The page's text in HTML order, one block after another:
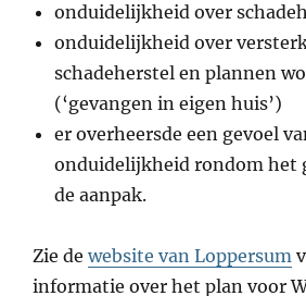
onduidelijkheid over
onduidelijkheid over
schadeherstel en plannen
(‘gevangen in eigen huis’)
er overheersde een gevoel
onduidelijkheid rondom het
de aanpak.
Zie de website van Loppersum
informatie over het plan voor